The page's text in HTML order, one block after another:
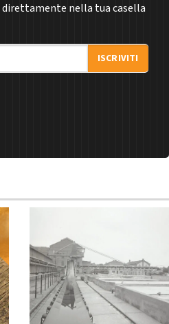
direttamente nella tua casella
ISCRIVITI